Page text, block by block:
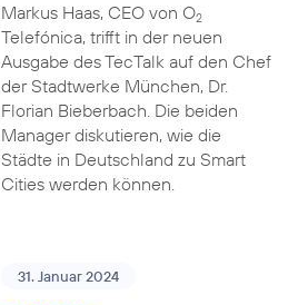
Markus Haas, CEO von O2
Telefónica, trifft in der neuen
Ausgabe des TecTalk auf den Chef
der Stadtwerke München, Dr.
Florian Bieberbach. Die beiden
Manager diskutieren, wie die
Städte in Deutschland zu Smart
Cities werden können.
31. Januar 2024